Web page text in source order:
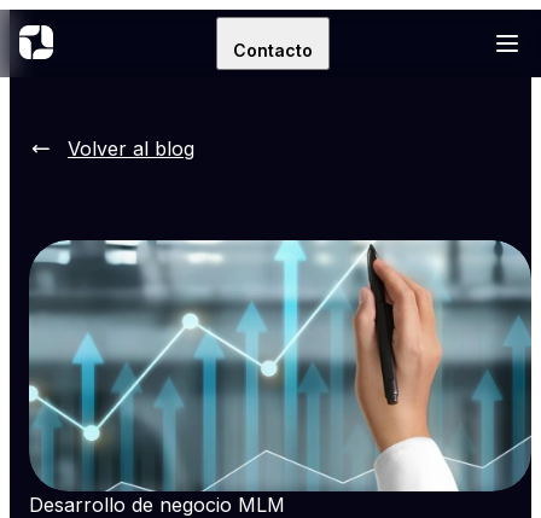
Contacto
Volver al blog
Desarrollo de negocio MLM